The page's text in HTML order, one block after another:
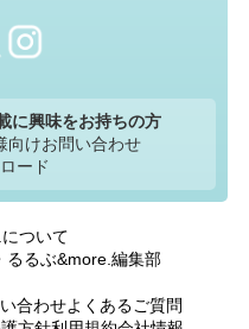
に興味をお持ちの方
向けお問い合わせ
ード
ついて
るるぶ&more.編集部
合わせよくあるご質問